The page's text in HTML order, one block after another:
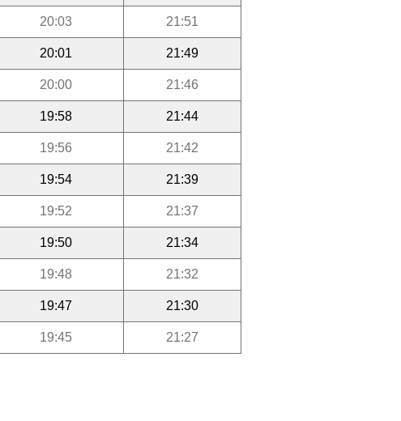
20:03 21:51
20:01 21:49
20:00 21:46
19:58 21:44
19:56 21:42
19:54 21:39
19:52 21:37
19:50 21:34
19:48 21:32
19:47 21:30
19:45 21:27